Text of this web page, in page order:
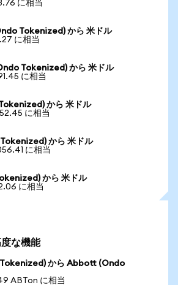
に相当
Tokenized) から 米ドル
に相当
Tokenized) から 米ドル
に相当
から 米ドル
に相当
から 米ドル
に相当
から 米ドル
に相当
な機能
から Abbott (Ondo
ABTon に相当